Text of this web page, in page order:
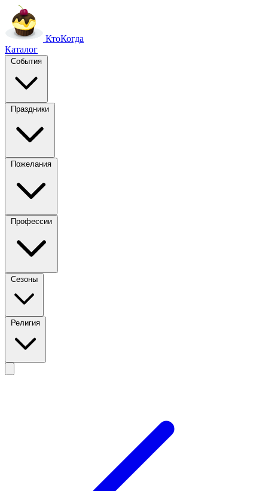
КтоКогда
Каталог
События
Праздники
Пожелания
Профессии
Сезоны
Религия